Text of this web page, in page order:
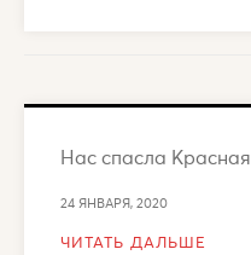
Нас спасла
24 ЯНВАРЯ, 2020
ЧИТАТЬ ДАЛЬШЕ